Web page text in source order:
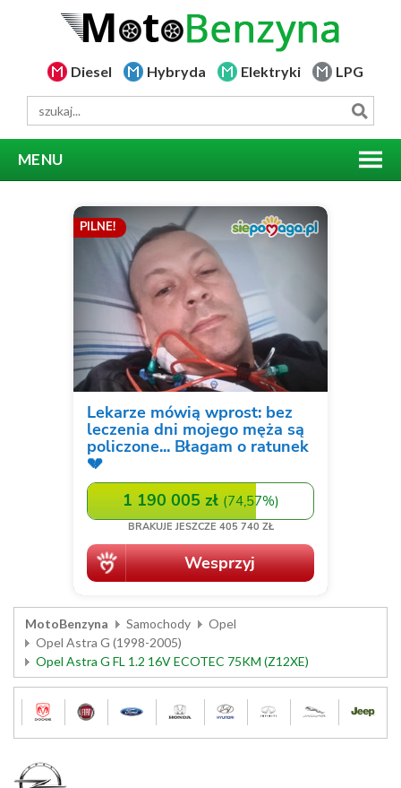
Diesel Hybryda Elektryki LPG
MENU
MotoBenzyna Samochody
Opel
Opel Astra G (1998-2005)
Opel Astra G FL 1.2 16V ECOTEC 75KM (Z12XE)